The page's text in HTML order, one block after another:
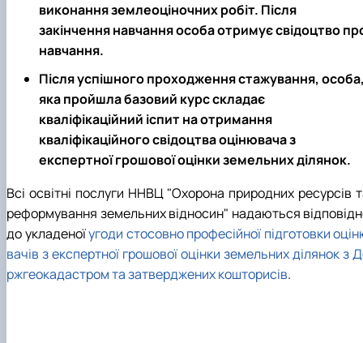
виконання землеоціночних робіт. Після
закінчення навчання особа отримує свідоцтво
навчання.
Після успішного проходження стажування,
яка пройшла базовий курс складає
кваліфікаційний іспит на отримання
кваліфікаційного свідоцтва оцінювача з
експертної грошової оцінки земельних ділянок.
Всі освітні послуги ННВЦ "Охорона природних ресурсів
реформування земельних відносин" надаються
до укладеноїугоди стосовно професійної підготовки
вачів з експертної грошової оцінки земельних ділянок з
ржгеокадастром та затверджених кошторисів.